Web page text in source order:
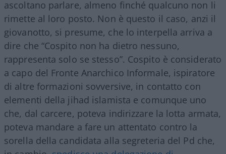
ascoltano parlare, almeno finché qualcuno non li
rimette al loro posto. Non è questo il caso, anzi il
giovanotto, si presume, che lo interpella arriva a
dire che “Cospito non ha dietro nessuno,
rappresenta solo se stesso”. Cospito è considerato
a capo del Fronte Anarchico Informale, ispiratore
di altre formazioni sovversive, in contatto con
elementi della jihad islamista e comunque uno
che, dal carcere, poteva indirizzare la lotta armata,
poteva mandare a fare un attentato contro la
sorella della candidata alla segreteria del Pd che,